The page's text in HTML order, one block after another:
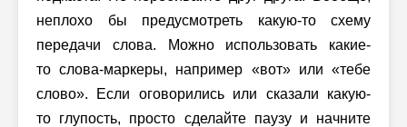
неплохо бы предусмотреть какую-то схему
передачи слова. Можно использовать какие-
то слова-маркеры, например «вот» или «тебе
слово». Если оговорились или сказали какую-
то глупость, просто сделайте паузу и начните